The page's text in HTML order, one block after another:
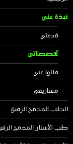
نبذة عني
قصتي
تخصصاتي
قالوا عني
مشاريعي
الطب المدمج الرفيق
طب الأسنان المدمج